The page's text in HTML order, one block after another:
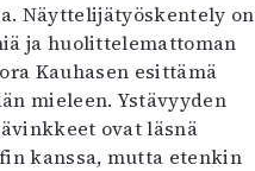
Näyttelijätyöskentely on
ja huolittelemattoman
Kauhasen esittämä
mieleen. Ystävyyden
ovat läsnä
kanssa, mutta etenkin